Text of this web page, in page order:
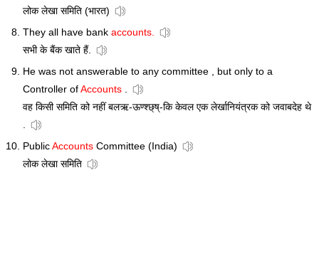
लोक लेखा समिति (भारत)
They all have bank accounts.
सभी के बैंक खाते हैं.
He was not answerable to any committee , but only to a
Controller ofAccounts .
वह किसी समिति को नहीं बलऋ-ऊण्श्छ्ष्-कि केवल एक लेर्खानियंत्रक को जवाबदेह थे
.
PublicAccounts Committee (India)
लोक लेखा समिति